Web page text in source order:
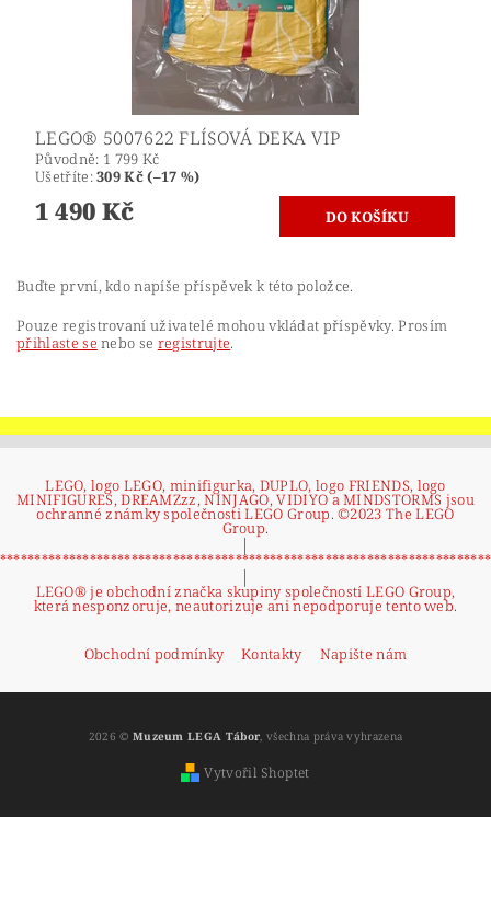
LEGO® 5007622 FLÍSOVÁ DEKA VIP
Původně: 1 799 Kč
Ušetříte:309 Kč (–17 %)
1 490 Kč
Buďte první, kdo napíše příspěvek k této položce.
Pouze registrovaní uživatelé mohou vkládat příspěvky. Prosím
přihlaste se nebo se registrujte.
LEGO, logo LEGO, minifigurka, DUPLO, logo FRIENDS, logo
MINIFIGURES, DREAMZzz, NINJAGO, VIDIYO a MINDSTORMS jsou
ochranné známky společnosti LEGO Group. ©2023 The LEGO
Group.
|
|
LEGO® je obchodní značka skupiny společností LEGO Group,
která nesponzoruje, neautorizuje ani nepodporuje tento web.
Obchodní podmínky Kontakty Napište nám
2026 © Muzeum LEGA Tábor , všechna práva vyhrazena
Vytvořil Shoptet